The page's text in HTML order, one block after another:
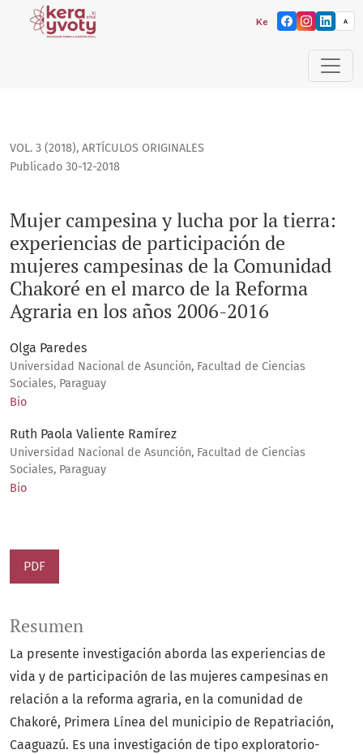
Kera yvoty: A
Mujer campesina y lucha por la tierra: experiencias de
VOL. 3 (2018), ARTÍCULOS ORIGINALES
Mujer campesina y lucha por la tierra:
experiencias de participación de
mujeres campesinas de la Comunidad
Chakoré en el marco de la Reforma
Agraria en los años 2006-2016
Publicado 30-12-2018
Olga Paredes
Universidad Nacional de Asunción, Facultad de Ciencias
Sociales, Paraguay
Bio
Ruth Paola Valiente Ramírez
Universidad Nacional de Asunción, Facultad de Ciencias
Sociales, Paraguay
Bio
PDF
Resumen
La presente investigación aborda las experiencias de
vida y de participación de las mujeres campesinas en
relación a la reforma agraria, en la comunidad de
Chakoré, Primera Línea del municipio de Repatriación,
Caaguazú. Es una investigación de tipo exploratorio-